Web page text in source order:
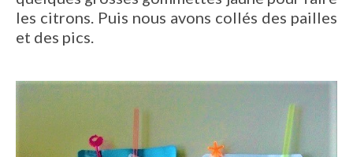
les citrons. Puis nous avons collés des pailles
et des pics.